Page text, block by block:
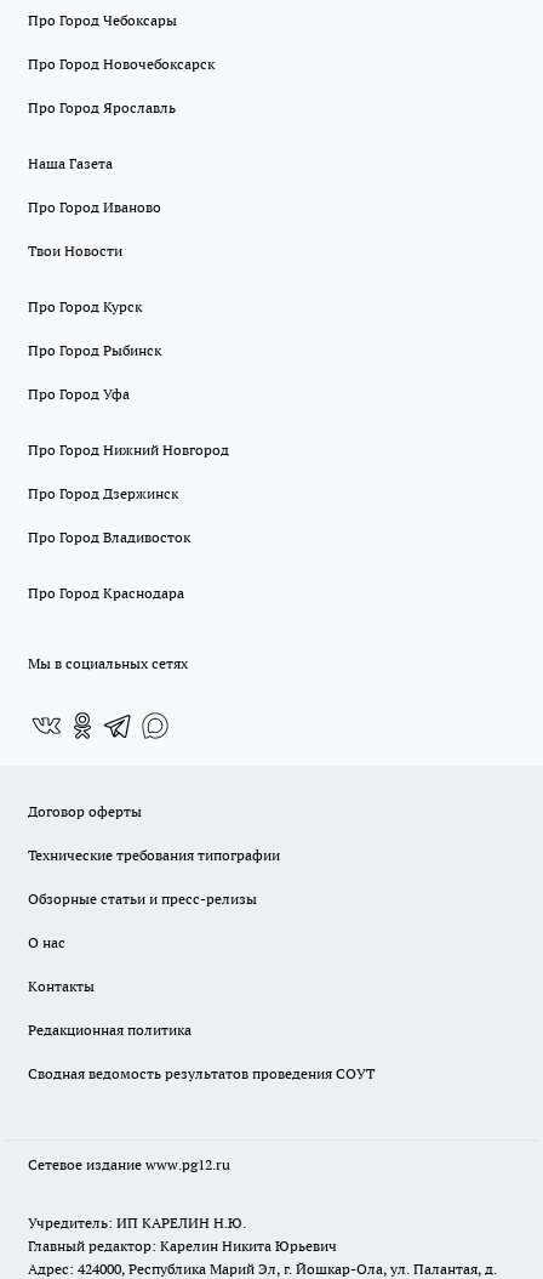
Про Город Чебоксары
Про Город Новочебоксарск
Про Город Ярославль
Наша Газета
Про Город Иваново
Твои Новости
Про Город Курск
Про Город Рыбинск
Про Город Уфа
Про Город Нижний Новгород
Про Город Дзержинск
Про Город Владивосток
Про Город Краснодара
Мы в социальных сетях
Договор оферты
Технические требования типографии
Обзорные статьи и пресс-релизы
О нас
Контакты
Редакционная политика
Сводная ведомость результатов проведения СОУТ
Сетевое издание www.pg12.ru
Учредитель: ИП КАРЕЛИН Н.Ю.
Главный редактор: Карелин Никита Юрьевич
Адрес: 424000, Республика Марий Эл, г. Йошкар-Ола, ул. Палантая, д.